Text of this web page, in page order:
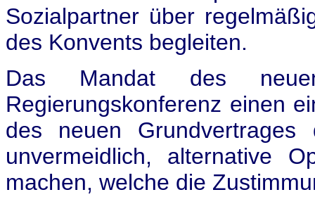
Sozialpartner über
des Konvents begleiten.
Das Mandat des
Regierungskonferenz einen
des neuen
unvermeidlich, alternative
machen, welche die